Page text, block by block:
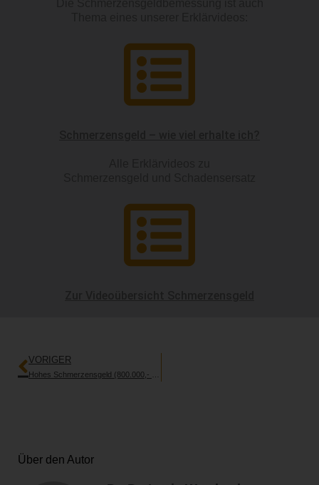
VORIGER
Über den Autor